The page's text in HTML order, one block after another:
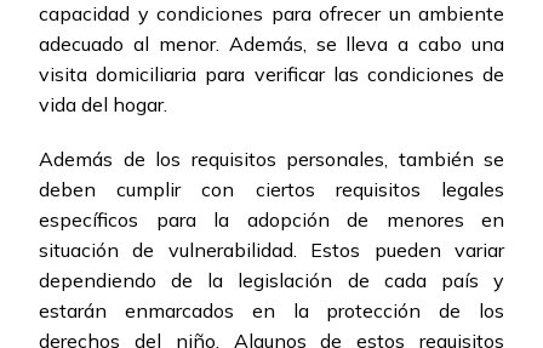
capacidad y condiciones para ofrecer un ambiente
adecuado al menor. Además, se lleva a cabo una
visita domiciliaria para verificar las condiciones de
vida del hogar.
Además de los requisitos personales, también se
deben cumplir con ciertos requisitos legales
específicos para la adopción de menores en
situación de vulnerabilidad. Estos pueden variar
dependiendo de la legislación de cada país y
estarán enmarcados en la protección de los
derechos del niño. Algunos de estos requisitos